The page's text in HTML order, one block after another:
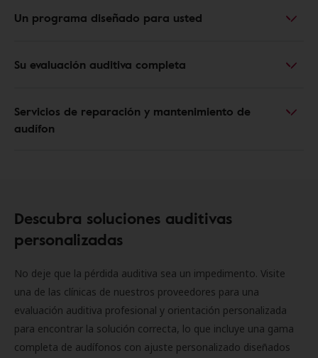
Un programa diseñado para usted
Su evaluación auditiva completa
Servicios de reparación y mantenimiento de
audífon
Descubra soluciones auditivas
personalizadas
No deje que la pérdida auditiva sea un impedimento. Visite
una de las clínicas de nuestros proveedores para una
evaluación auditiva profesional y orientación personalizada
para encontrar la solución correcta, lo que incluye una gama
completa de audífonos con ajuste personalizado diseñados